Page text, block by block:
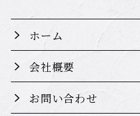
ホーム
会社概要
お問い合わせ